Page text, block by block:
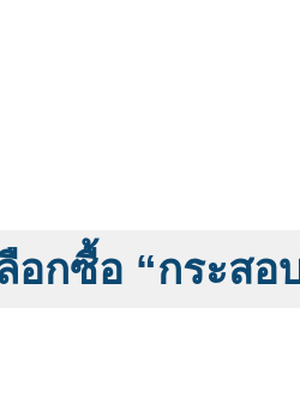
อกซื้อ “กระส